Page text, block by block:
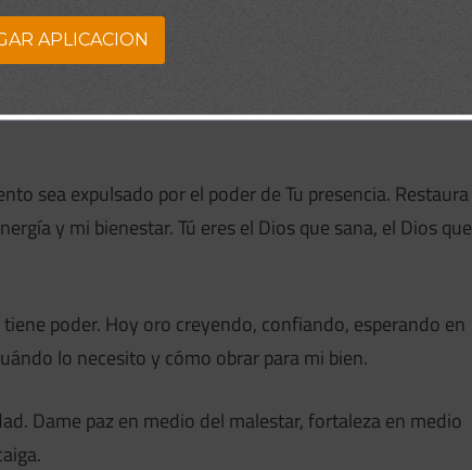
en mi cuerpo. Tú conoces cada célula, cada órgano,
pido que extiendas Tu mano sanadora sobre mí y me
sea expulsado por el poder de Tu presencia. Restaura
y mi bienestar. Tú eres el Dios que sana, el Dios que
poder. Hoy oro creyendo, confiando, esperando en
lo necesito y cómo obrar para mi bien.
Dame paz en medio del malestar, fortaleza en medio
APLICACION